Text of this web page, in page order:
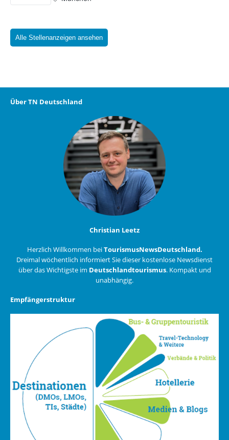
Alle Stellenanzeigen ansehen
Über TN Deutschland
Christian Leetz
Herzlich Willkommen beiTourismusNewsDeutschland.
Dreimal wöchentlich informiert Sie dieser kostenlose Newsdienst
über das Wichtigste im Deutschlandtourismus. Kompakt und
unabhängig.
Empfängerstruktur